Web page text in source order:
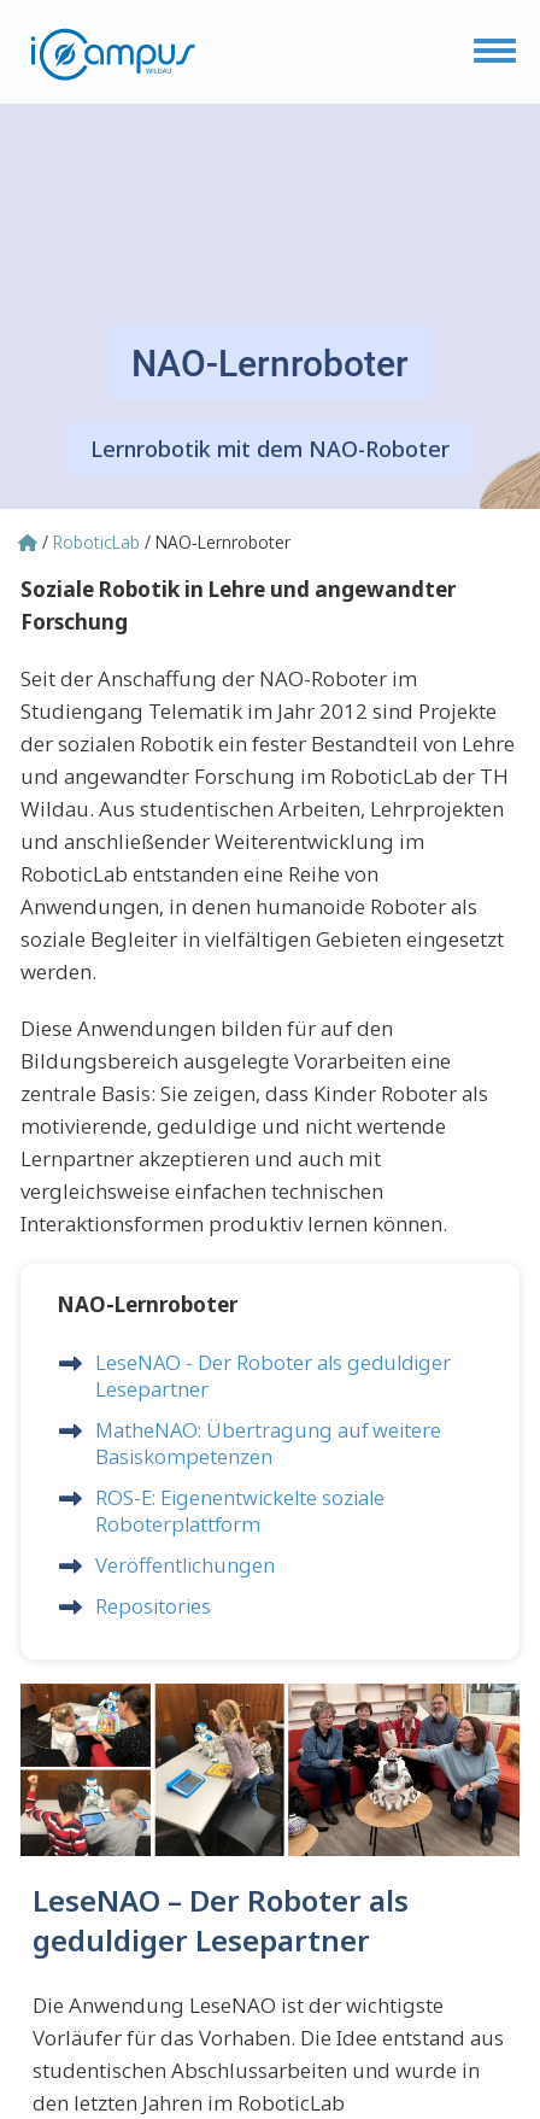
NAO-Lernroboter
Lernrobotik mit dem NAO-Roboter
Pfadnavigation
RoboticLab NAO-Lernroboter
Soziale Robotik in Lehre und angewandter
Forschung
Seit der Anschaffung der NAO-Roboter im
Studiengang Telematik im Jahr 2012 sind Projekte
der sozialen Robotik ein fester Bestandteil von Lehre
und angewandter Forschung im RoboticLab der TH
Wildau. Aus studentischen Arbeiten, Lehrprojekten
und anschließender Weiterentwicklung im
RoboticLab entstanden eine Reihe von
Anwendungen, in denen humanoide Roboter als
soziale Begleiter in vielfältigen Gebieten eingesetzt
werden.
Diese Anwendungen bilden für auf den
Bildungsbereich ausgelegte Vorarbeiten eine
zentrale Basis: Sie zeigen, dass Kinder Roboter als
motivierende, geduldige und nicht wertende
Lernpartner akzeptieren und auch mit
vergleichsweise einfachen technischen
Interaktionsformen produktiv lernen können.
NAO-Lernroboter
LeseNAO - Der Roboter als geduldiger
Lesepartner
MatheNAO: Übertragung auf weitere
Basiskompetenzen
ROS-E: Eigenentwickelte soziale
Roboterplattform
Veröffentlichungen
Repositories
LeseNAO – Der Roboter als
geduldiger Lesepartner
Die Anwendung LeseNAO ist der wichtigste
Vorläufer für das Vorhaben. Die Idee entstand aus
studentischen Abschlussarbeiten und wurde in
den letzten Jahren im RoboticLab